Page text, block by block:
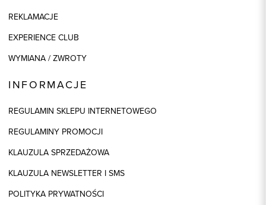
REKLAMACJE
EXPERIENCE CLUB
WYMIANA / ZWROTY
INFORMACJE
REGULAMIN SKLEPU INTERNETOWEGO
REGULAMINY PROMOCJI
KLAUZULA SPRZEDAŻOWA
KLAUZULA NEWSLETTER I SMS
POLITYKA PRYWATNOŚCI